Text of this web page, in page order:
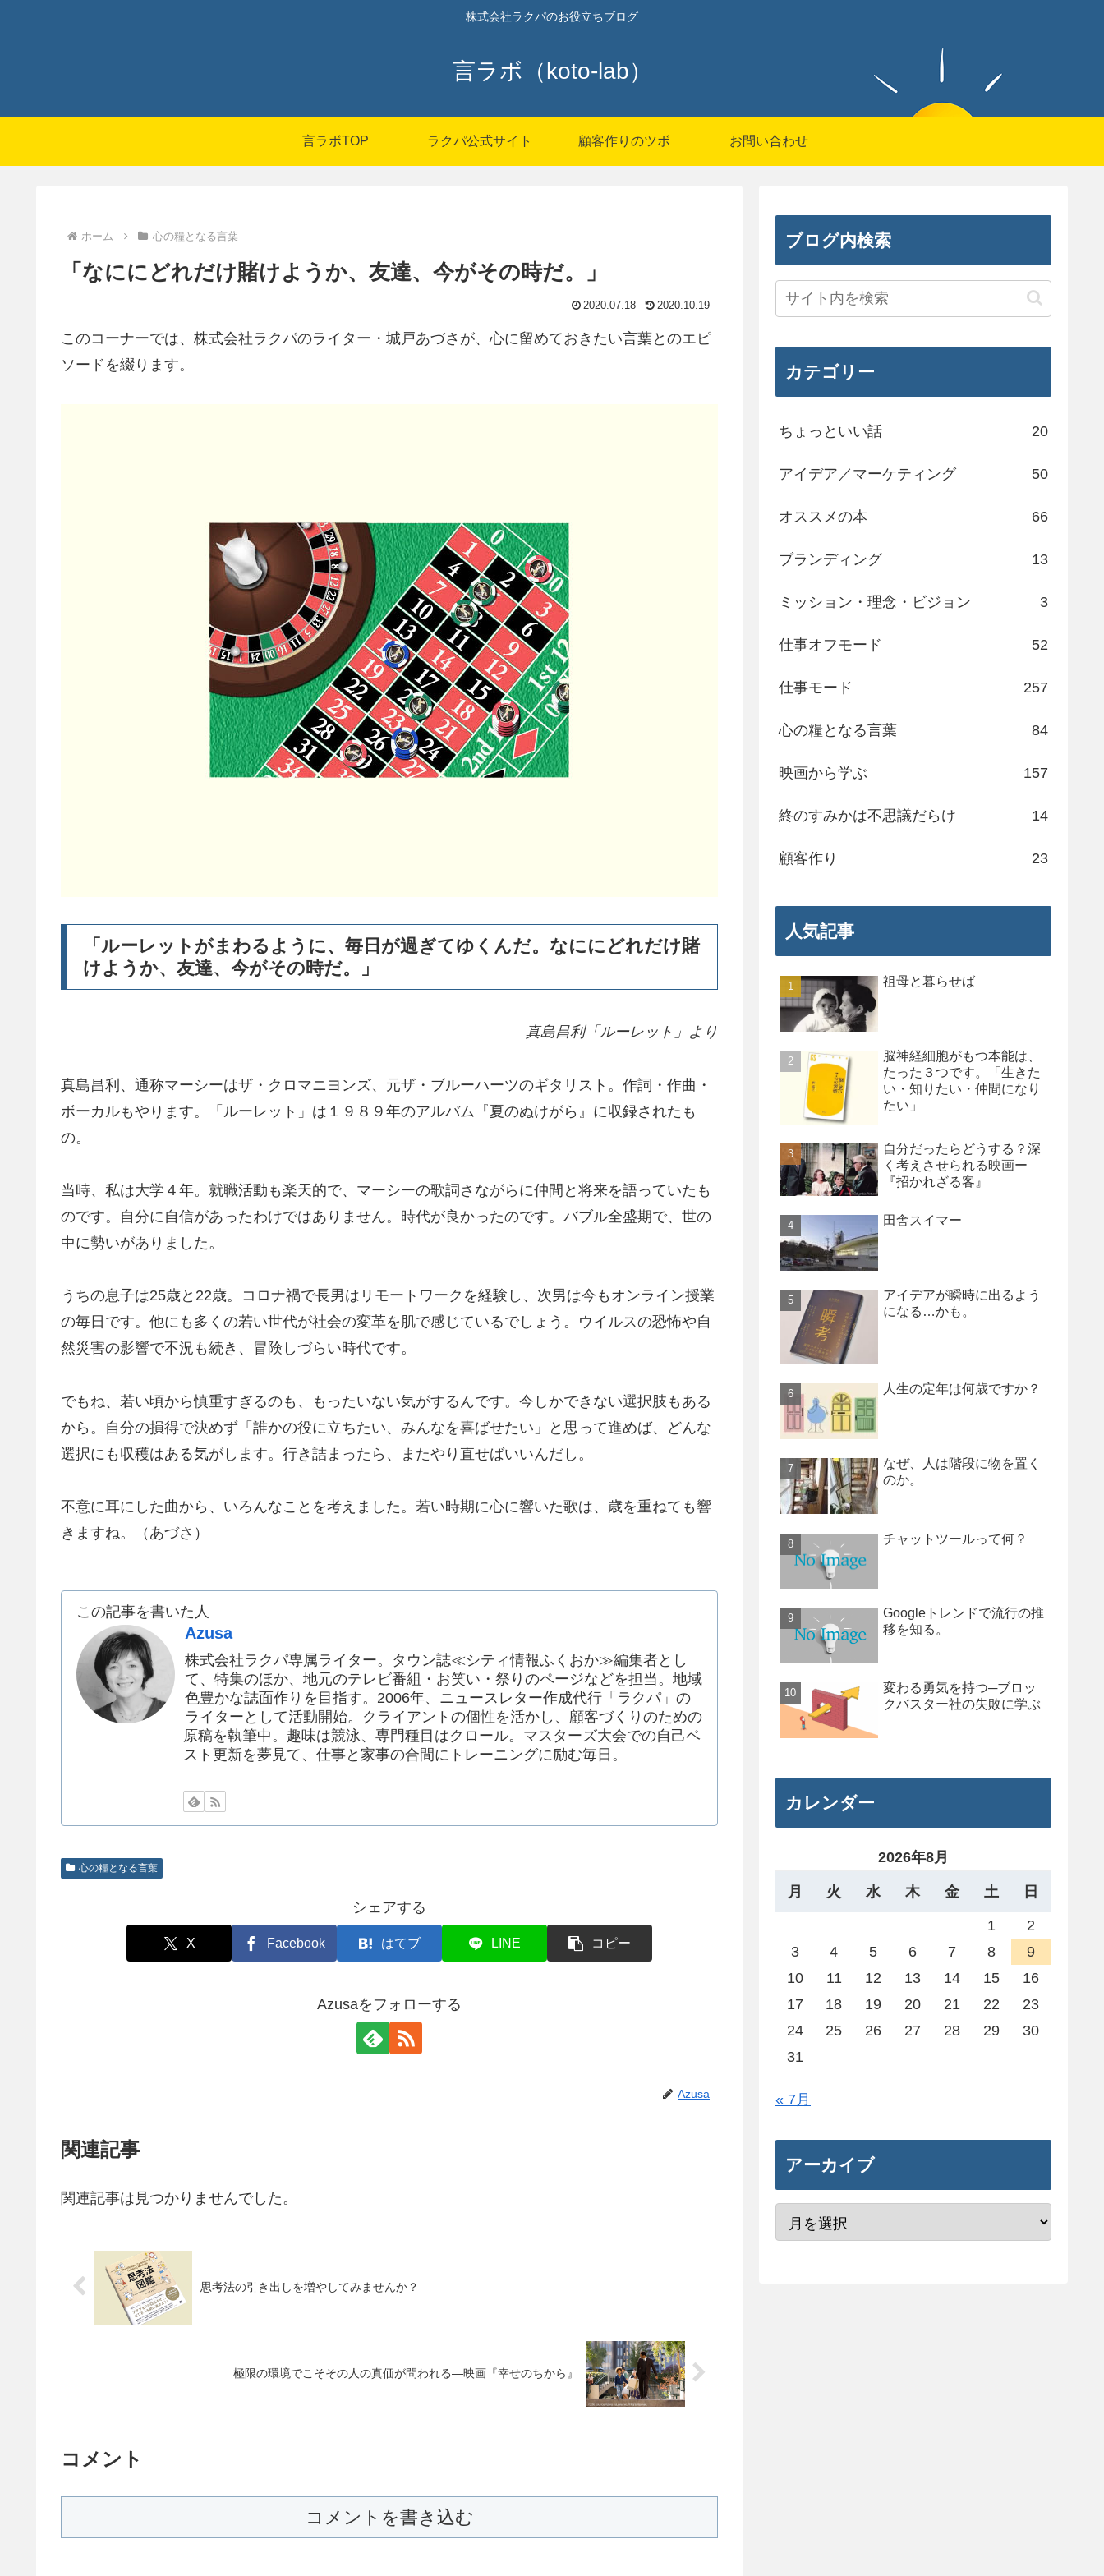
株式会社ラクパのお役立ちブログ
言ラボ（koto-lab）
言ラボTOP ラクパ公式サイト 顧客作りのツボ お問い合わせ
ホーム 心の糧となる言葉
「なににどれだけ賭けようか、友達、今がその時だ。」
2020.07.18 2020.10.19
このコーナーでは、株式会社ラクパのライター・城戸あづさが、心に留めておきたい言葉とのエピ
ソードを綴ります。
「ルーレットがまわるように、毎日が過ぎてゆくんだ。なににどれだけ賭
けようか、友達、今がその時だ。」
真島昌利「ルーレット」より
真島昌利、通称マーシーはザ・クロマニヨンズ、元ザ・ブルーハーツのギタリスト。作詞・作曲・
ボーカルもやります。「ルーレット」は１９８９年のアルバム『夏のぬけがら』に収録されたも
の。
当時、私は大学４年。就職活動も楽天的で、マーシーの歌詞さながらに仲間と将来を語っていたも
のです。自分に自信があったわけではありません。時代が良かったのです。バブル全盛期で、世の
中に勢いがありました。
うちの息子は25歳と22歳。コロナ禍で長男はリモートワークを経験し、次男は今もオンライン授業
の毎日です。他にも多くの若い世代が社会の変革を肌で感じているでしょう。ウイルスの恐怖や自
然災害の影響で不況も続き、冒険しづらい時代です。
でもね、若い頃から慎重すぎるのも、もったいない気がするんです。今しかできない選択肢もある
から。自分の損得で決めず「誰かの役に立ちたい、みんなを喜ばせたい」と思って進めば、どんな
選択にも収穫はある気がします。行き詰まったら、またやり直せばいいんだし。
不意に耳にした曲から、いろんなことを考えました。若い時期に心に響いた歌は、歳を重ねても響
きますね。（あづさ）
この記事を書いた人
Azusa
株式会社ラクパ専属ライター。タウン誌≪シティ情報ふくおか≫編集者とし
て、特集のほか、地元のテレビ番組・お笑い・祭りのページなどを担当。地域
色豊かな誌面作りを目指す。2006年、ニュースレター作成代行「ラクパ」の
ライターとして活動開始。クライアントの個性を活かし、顧客づくりのための
原稿を執筆中。趣味は競泳、専門種目はクロール。マスターズ大会での自己ベ
スト更新を夢見て、仕事と家事の合間にトレーニングに励む毎日。
心の糧となる言葉
シェアする
X Facebook はてブ LINE コピー
Azusaをフォローする
Azusa
関連記事
関連記事は見つかりませんでした。
思考法の引き出しを増やしてみませんか？
極限の環境でこそその人の真価が問われる―映画『幸せのちから』
コメント
コメントを書き込む
ブログ内検索
カテゴリー
ちょっといい話 20
アイデア／マーケティング 50
オススメの本 66
ブランディング 13
ミッション・理念・ビジョン 3
仕事オフモード 52
仕事モード 257
心の糧となる言葉 84
映画から学ぶ 157
終のすみかは不思議だらけ 14
顧客作り 23
人気記事
祖母と暮らせば
脳神経細胞がもつ本能は、
たった３つです。「生きた
い・知りたい・仲間になり
たい」
自分だったらどうする？深
く考えさせられる映画ー
『招かれざる客』
田舎スイマー
アイデアが瞬時に出るよう
になる…かも。
人生の定年は何歳ですか？
なぜ、人は階段に物を置く
のか。
チャットツールって何？
Googleトレンドで流行の推
移を知る。
変わる勇気を持つ─ブロッ
クバスター社の失敗に学ぶ
カレンダー
2026年8月
月 火 水 木 金 土 日
1
2
3
4 5 6 7 8
9
10
11 12 13 14 15
16
17
18 19 20 21 22
23
24
25 26 27 28 29
30
31
« 7月
アーカイブ